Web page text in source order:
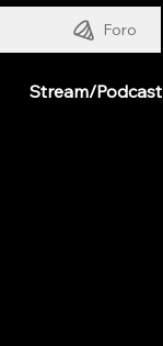
Foro
Stream/Podcast